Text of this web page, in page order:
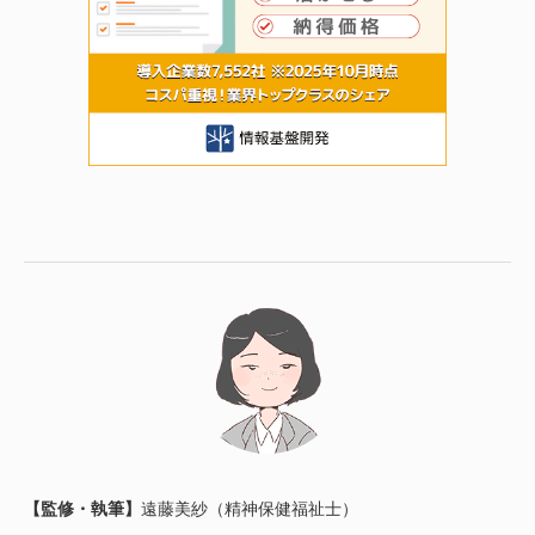
【監修・執筆】 遠藤美紗（精神保健福祉士）